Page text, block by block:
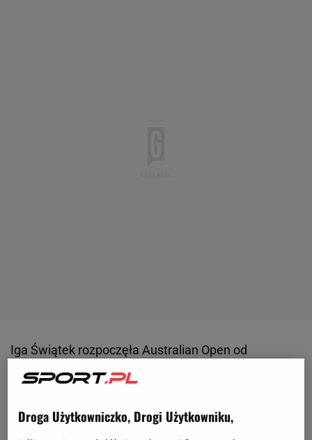
Iga Świątek rozpoczęła Australian Open od
zwycięstwa 6:3, 6:4 nad Kateriną Siniakovą. -
cieszę się, że mam już ją za sobą. Katerinę znam z
Droga Użytkowniczko, Drogi Użytkowniku,